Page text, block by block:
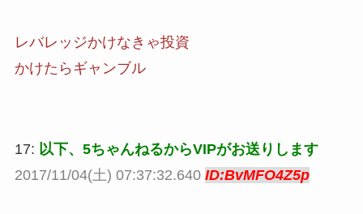
レバレッジかけなきゃ投資
かけたらギャンブル
17: 以下、5ちゃんねるからVIPがお送りします
2017/11/04(土) 07:37:32.640 ID:BvMFO4Z5p